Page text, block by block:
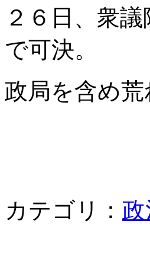
２６日、衆
で可決。
政局を含め
カテゴリ：